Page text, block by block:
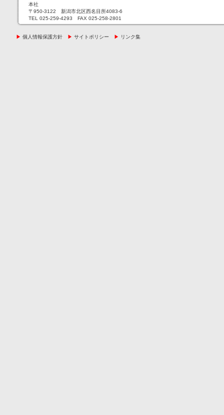
本社
〒950-3122 新潟市北区西名目所4083-6
TEL 025-259-4293 FAX 025-258-2801
▶ 個人情報保護方針 ▶ サイトポリシー ▶ リンク集